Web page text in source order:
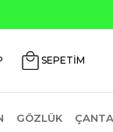
SEPETİM
GÖZLÜK ÇANTA